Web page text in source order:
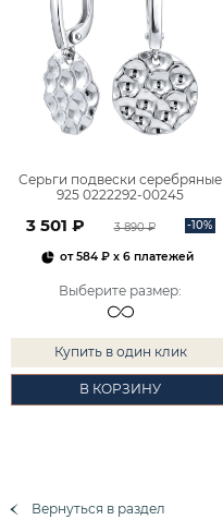
Серьги подвески серебряные
925 0222292-00245
3 501 ₽ 3 890 ₽ -10%
от584 ₽ x 6 платежей
Выберите размер:
Купить в один клик
В КОРЗИНУ
Вернуться в раздел